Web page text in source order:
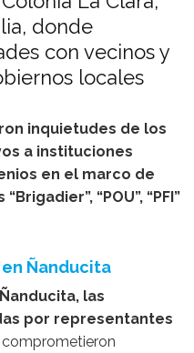
donde
con vecinos y
locales
inquietudes de los
a instituciones
en el marco de
“POU”, “PFI”
Ñanducita
Ñanducita, las
por representantes
comprometieron